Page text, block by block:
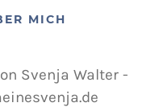
MICH